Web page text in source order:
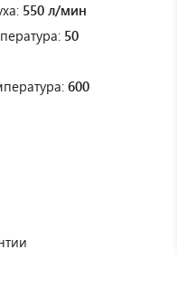
550 л/мин
50
600